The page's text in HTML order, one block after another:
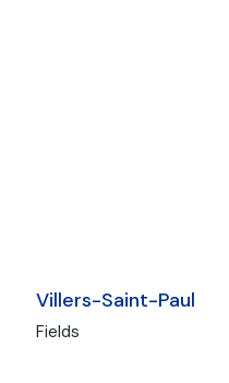
Villers-Saint-Paul
Fields